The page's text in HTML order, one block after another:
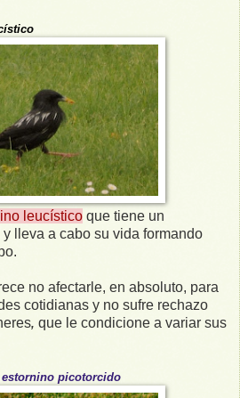
leucístico que tiene un
lleva a cabo su vida formando
no afectarle, en absoluto, para
cotidianas y no sufre rechazo
, que le condicione a variar sus
estornino picotorcido